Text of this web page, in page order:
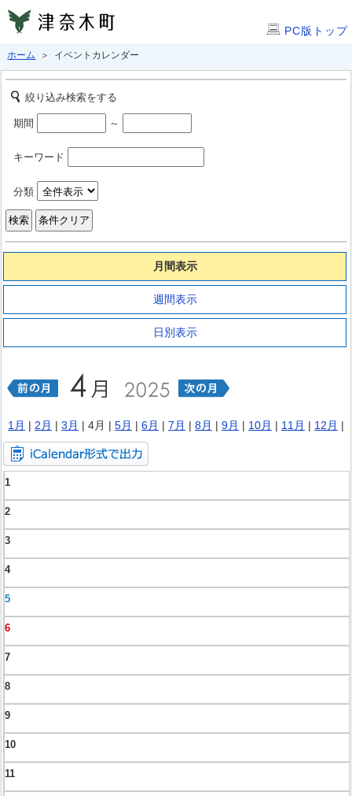
PC版トップ
ホーム ＞ イベントカレンダー
絞り込み検索をする
期間 ～
キーワード
分類
月間表示
週間表示
日別表示
1月 | 2月 | 3月 | 4月 | 5月 | 6月 | 7月 | 8月 | 9月 | 10月 | 11月 | 12月 |
1
2
3
4
5
6
7
8
9
10
11